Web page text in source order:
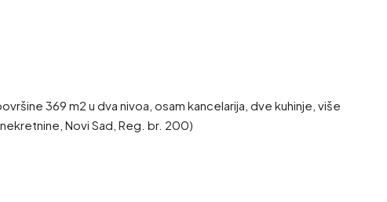
369 m2 u dva nivoa, osam kancelarija, dve kuhinje, više
Novi Sad, Reg. br. 200)